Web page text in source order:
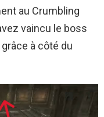
au Crumbling
vaincu le boss
à côté du